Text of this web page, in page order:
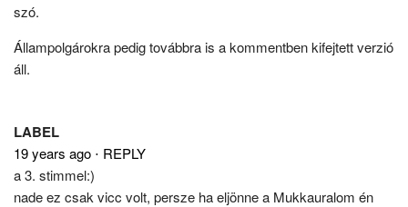
szó.
Állampolgárokra pedig továbbra is a kommentben kifejtett verzió
áll.
LABEL
19 years ago ⋅ REPLY
a 3. stimmel:)
nade ez csak vicc volt, persze ha eljönne a Mukkauralom én